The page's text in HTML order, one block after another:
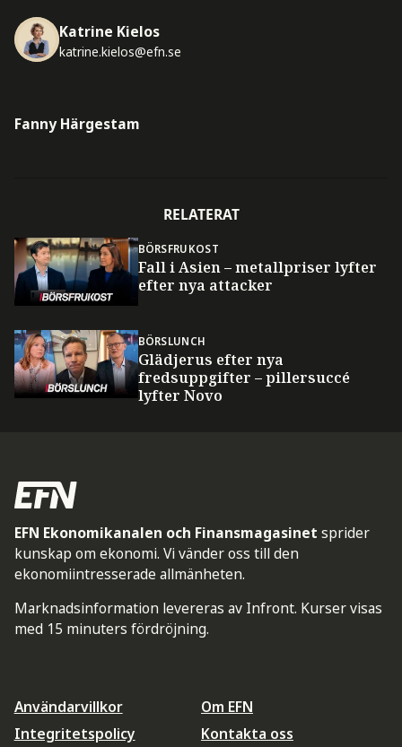
Katrine Kielos
katrine.kielos@efn.se
Fanny Härgestam
RELATERAT
BÖRSFRUKOST
Fall i Asien – metallpriser lyfter
efter nya attacker
BÖRSLUNCH
Glädjerus efter nya
fredsuppgifter – pillersuccé
lyfter Novo
EFN Ekonomikanalen och Finansmagasinet sprider
kunskap om ekonomi. Vi vänder oss till den
ekonomiintresserade allmänheten.
Marknadsinformation levereras av Infront. Kurser visas
med 15 minuters fördröjning.
Användarvillkor
Integritetspolicy
Om EFN
Kontakta oss